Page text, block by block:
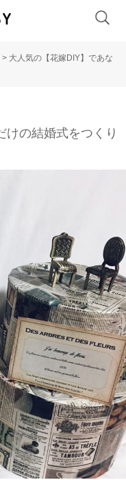
> 大人気の【花嫁DIY】であな
けの結婚式をつくり